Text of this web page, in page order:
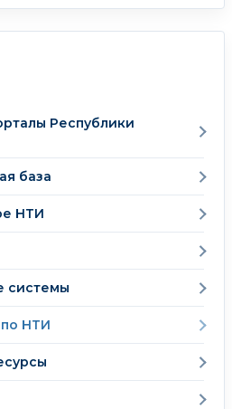
Республики
база
НТИ
системы
НТИ